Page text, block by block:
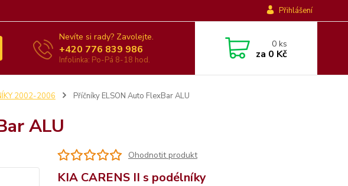
Přihlášení
Nevíte si rady? Zavolejte.
+420 776 839 986
Infolinka: Po-Pá 8-18 hod.
0ks
za 0 Kč
2002-2006 Příčníky ELSON Auto FlexBar ALU
ALU
Ohodnotit produkt
KIA CARENS II s podélníky